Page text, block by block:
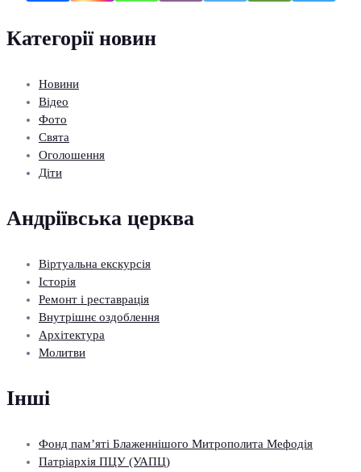
Категорії новин
Новини
Відео
Фото
Свята
Оголошення
Діти
Андріївська церква
Віртуальна екскурсія
Історія
Ремонт і реставрація
Внутрішнє оздоблення
Архітектура
Молитви
Інші
Фонд пам’яті Блаженнішого Митрополита Мефодія
Патріархія ПЦУ (УАПЦ)